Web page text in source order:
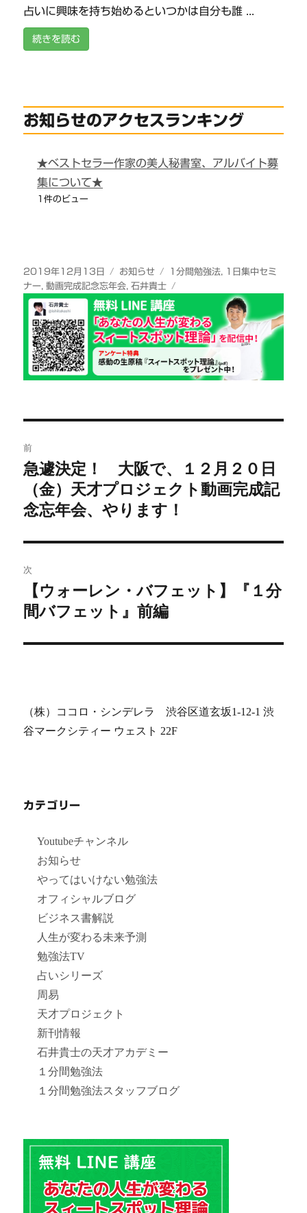
占いに興味を持ち始めるといつかは自分も誰 ...
続きを読む
お知らせのアクセスランキング
★ベストセラー作家の美人秘書室、アルバイト募
集について★
1件のビュー
投
稿
日:
2019年12月13日
カ
テ
ゴ
リ
ー
お知らせ
タ
グ
1分間勉強法,
1日集中セミ
ナー,動画完成記念忘年会,石井貴士
稿
ナ
ビ
ー
シ
前
前
の
投
急遽決定！ 大阪で、１２月２０日
（金）天才プロジェクト動画完成記
念忘年会、やります！
次
の
稿:
【ウォーレン・バフェット】『１分
間バフェット』前編
（株）ココロ・シンデレラ 渋谷区道玄坂1-12-1 渋
谷マークシティー ウェスト 22F
カテゴリー
Youtubeチャンネル
お知らせ
やってはいけない勉強法
オフィシャルブログ
ビジネス書解説
人生が変わる未来予測
勉強法TV
占いシリーズ
周易
天才プロジェクト
新刊情報
石井貴士の天才アカデミー
１分間勉強法
１分間勉強法スタッフブログ